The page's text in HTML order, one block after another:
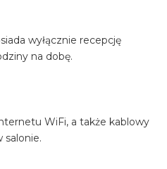
wyłącznie recepcję
na dobę.
WiFi, a także kablowy
salonie.